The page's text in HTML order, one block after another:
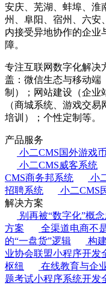
安庆、芜湖、蚌埠、淮
州、阜阳、宿州、六安
内接受异地协作的企业
障。
专注互联网数字化解决
盖：微信生态与移动端
制）；网站建设（企业
（商城系统、游戏交
培训）；个性定制等。
产品服务
小二CMS国外游戏
小二CMS威客系统
CMS商务邦系统
小
招聘系统
小二CMS
解决方案
别再被“数字化”概
方案
全渠道电商不
的“一盘货”逻辑
构
业协会联盟小程序开发
枢纽
在线教育与企
题考试小程序系统开发